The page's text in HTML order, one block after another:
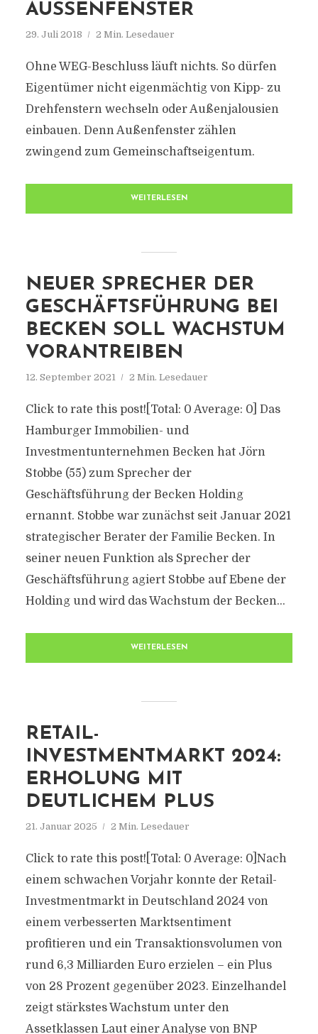
AUSSENFENSTER
29. Juli 2018 2 Min. Lesedauer
Ohne WEG-Beschluss läuft nichts. So dürfen
Eigentümer nicht eigenmächtig von Kipp- zu
Drehfenstern wechseln oder Außenjalousien
einbauen. Denn Außenfenster zählen
zwingend zum Gemeinschaftseigentum.
WEITERLESEN
NEUER SPRECHER DER
GESCHÄFTSFÜHRUNG BEI
BECKEN SOLL WACHSTUM
VORANTREIBEN
12. September 2021 2 Min. Lesedauer
Click to rate this post![Total: 0 Average: 0] Das
Hamburger Immobilien- und
Investmentunternehmen Becken hat Jörn
Stobbe (55) zum Sprecher der
Geschäftsführung der Becken Holding
ernannt. Stobbe war zunächst seit Januar 2021
strategischer Berater der Familie Becken. In
seiner neuen Funktion als Sprecher der
Geschäftsführung agiert Stobbe auf Ebene der
Holding und wird das Wachstum der Becken...
WEITERLESEN
RETAIL-
INVESTMENTMARKT 2024:
ERHOLUNG MIT
DEUTLICHEM PLUS
21. Januar 2025 2 Min. Lesedauer
Click to rate this post![Total: 0 Average: 0]Nach
einem schwachen Vorjahr konnte der Retail-
Investmentmarkt in Deutschland 2024 von
einem verbesserten Marktsentiment
profitieren und ein Transaktionsvolumen von
rund 6,3 Milliarden Euro erzielen – ein Plus
von 28 Prozent gegenüber 2023. Einzelhandel
zeigt stärkstes Wachstum unter den
Assetklassen Laut einer Analyse von BNP